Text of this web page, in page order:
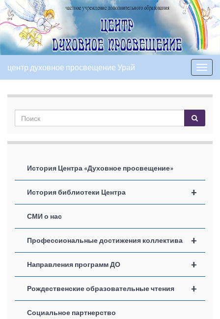
Вкл/
выкл
центр духовное просвещение Урай
История Центра «Духовное просвещение»
+
История библиотеки Центра
СМИ о нас
+
Профессиональные достижения коллектива
+
Направления программ ДО
+
Рождественские образовательные чтения
Социальное партнерство